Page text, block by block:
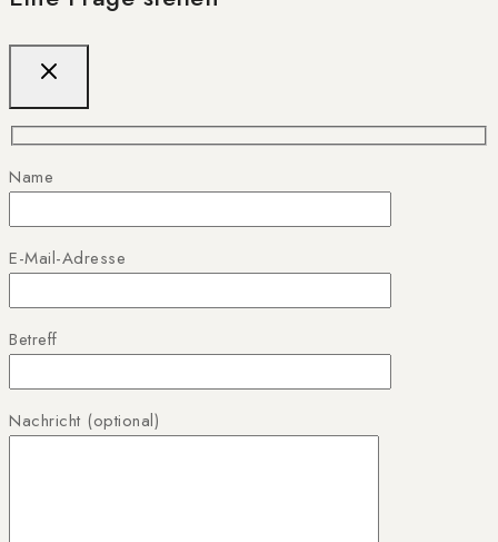
Name
E-Mail-Adresse
Betreff
Nachricht (optional)